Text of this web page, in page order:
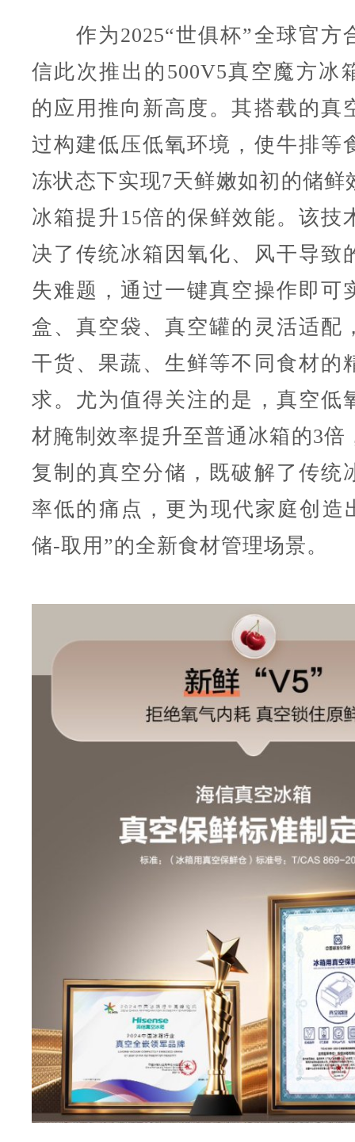
作为2025“世俱杯”全球官方
信此次推出的500V5真空魔方冰
的应用推向新高度。其搭载的真
过构建低压低氧环境，使牛排等
冻状态下实现7天鲜嫩如初的储鲜
冰箱提升15倍的保鲜效能。该技
决了传统冰箱因氧化、风干导致
失难题，通过一键真空操作即可
盒、真空袋、真空罐的灵活适配
干货、果蔬、生鲜等不同食材的
求。尤为值得关注的是，真空低
材腌制效率提升至普通冰箱的3倍
复制的真空分储，既破解了传统
率低的痛点，更为现代家庭创造
储-取用”的全新食材管理场景。